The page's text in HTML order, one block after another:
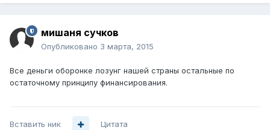
мишаня сучков
Опубликовано 3 марта, 2015
Все деньги оборонке лозунг нашей страны остальные по
остаточному принципу финансирования.
Вставить ник Цитата